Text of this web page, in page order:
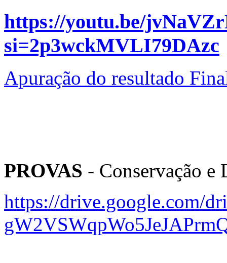
https://youtu.be/
si=2p3wckMVLI79DAzc
Apuração do resultado
PROVAS - Conservação e
https://drive.google.com/